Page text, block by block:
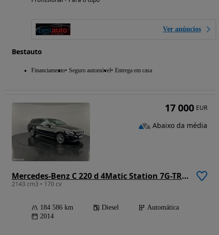
Ver anúncios
Bestauto
Financiamento Seguro automóvel Entrega em casa
Mercedes-Benz C 220 d 4Matic Station 7G-TRONIC Avantgarde
2143 cm3 • 170 cv
184 586 km Diesel
Automática
2014
17 000 EUR
Abaixo da média